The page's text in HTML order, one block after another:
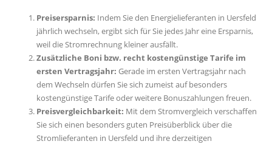
Preisersparnis: Indem Sie den Energielieferanten in Uersfeld
jährlich wechseln, ergibt sich für Sie jedes Jahr eine Ersparnis,
weil die Stromrechnung kleiner ausfällt.
Zusätzliche Boni bzw. recht kostengünstige Tarife im
ersten Vertragsjahr: Gerade im ersten Vertragsjahr nach
dem Wechseln dürfen Sie sich zumeist auf besonders
kostengünstige Tarife oder weitere Bonuszahlungen freuen.
Preisvergleichbarkeit: Mit dem Stromvergleich verschaffen
Sie sich einen besonders guten Preisüberblick über die
Stromlieferanten in Uersfeld und ihre derzeitigen